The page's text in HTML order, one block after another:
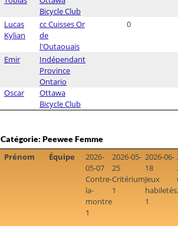
Bicycle Club
Lucas
Kylian
cc Cuisses Or
de
l'Outaouais
0
Emir
Indépendant
Province
Ontario
Oscar
Ottawa
Bicycle Club
Catégorie: Peewee Femme
Prénom Équipe
2026-
05-07
Contre-
la-
montre
1
2026-05-
25
Critérium
1
2026-06-
18
Jeux
habiletés
1